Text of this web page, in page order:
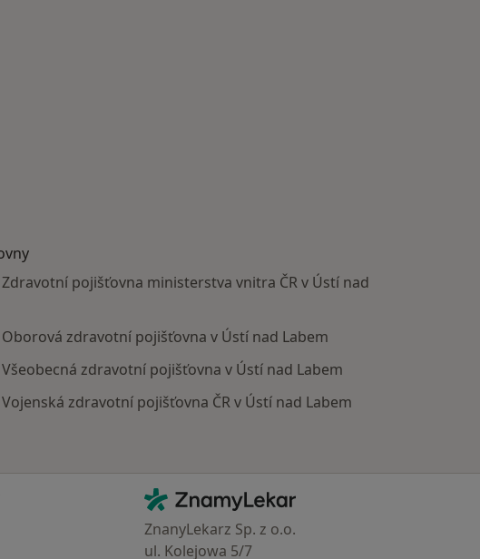
pojišťovna ministerstva vnitra ČR v Ústí nad
zdravotní pojišťovna v Ústí nad Labem
zdravotní pojišťovna v Ústí nad Labem
zdravotní pojišťovna ČR v Ústí nad Labem
Kontakt
ZnamyLekar - Hlavní stránka
ZnanyLekarz Sp. z o.o.
ul. Kolejowa 5/7